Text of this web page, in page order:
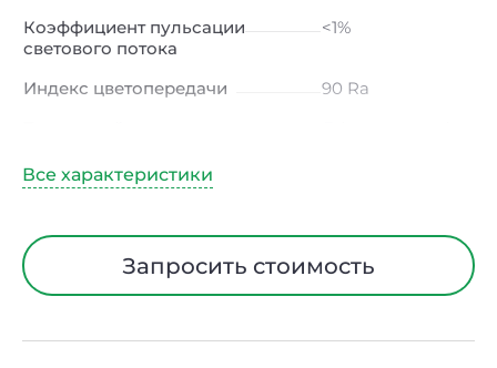
Коэффициент пульсации
светового потока
<1%
Индекс цветопередачи
90 Ra
Угол рассеивания
Диапазон рабочих
температур
от -20 до +40 ℃
Класс защиты от
I
Запросить стоимость